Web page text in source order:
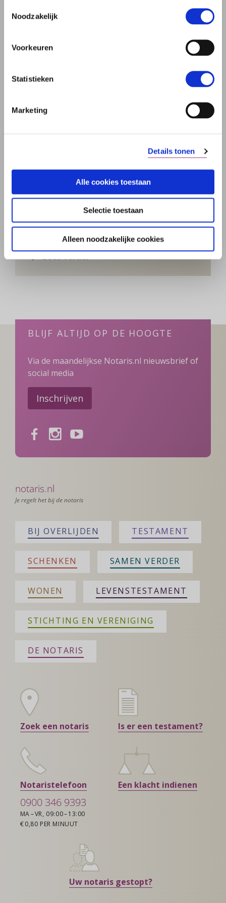
Noodzakelijk
Voorkeuren
Statistieken
Marketing
Details tonen
Alle cookies toestaan
Selectie toestaan
Alleen noodzakelijke cookies
moeders nalatenschap?
KAN IK MIJN KINDEREN ONTERVEN?
Een kind houdt altijd recht op de legitieme
Lees verder over Kan ik mijn kinderen
BLIJF ALTIJD OP DE HOOGTE
Via de maandelijkse Notaris.nl nieuwsbrief of
social media
Inschrijven
FacebookInstagramYoutube
notaris.nl
Je regelt het bij de notaris
BIJ OVERLIJDEN TESTAMENT
SCHENKEN SAMEN VERDER
WONEN LEVENSTESTAMENT
STICHTING EN VERENIGING
DE NOTARIS
Zoek een notaris Is er een testament?
Notaristelefoon
0900 346 9393
MA – VR, 09:00 – 13:00
€ 0,80 PER MINUUT
Een klacht indienen
Uw notaris gestopt?